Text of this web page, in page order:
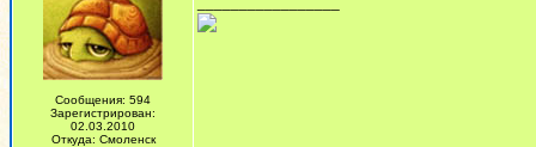
Сообщения: 594
Зарегистрирован:
02.03.2010
Откуда: Смоленск